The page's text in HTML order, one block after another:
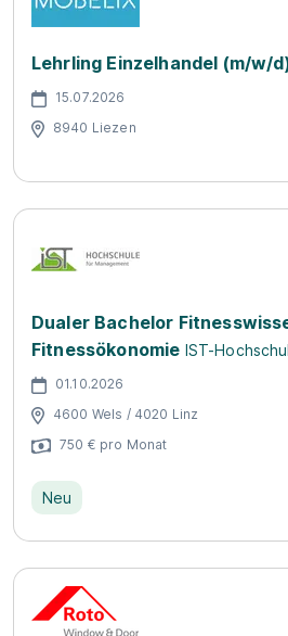
Lehrling Einzelhandel (m/w/
15.07.2026
8940 Liezen
Dualer Bachelor
Fitnessökonomie IST-
01.10.2026
4600 Wels / 4020 Linz
750 € pro Monat
Neu